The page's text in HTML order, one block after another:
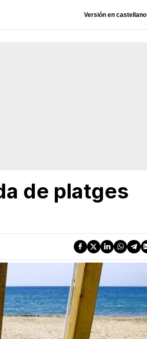
Versión en castellano
de platges